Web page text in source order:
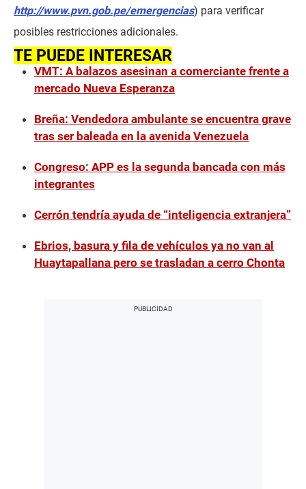
http://www.pvn.gob.pe/emergencias) para verificar
posibles restricciones adicionales.
TE PUEDE INTERESAR
VMT: A balazos asesinan a comerciante frente a
mercado Nueva Esperanza
Breña: Vendedora ambulante se encuentra grave
tras ser baleada en la avenida Venezuela
Congreso: APP es la segunda bancada con más
integrantes
Cerrón tendría ayuda de “inteligencia extranjera”
Ebrios, basura y fila de vehículos ya no van al
Huaytapallana pero se trasladan a cerro Chonta